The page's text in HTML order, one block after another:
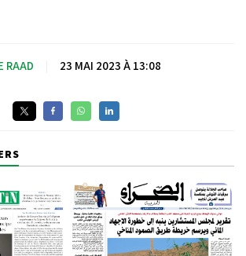
RAAD 23 MAI 2023 À 13:08